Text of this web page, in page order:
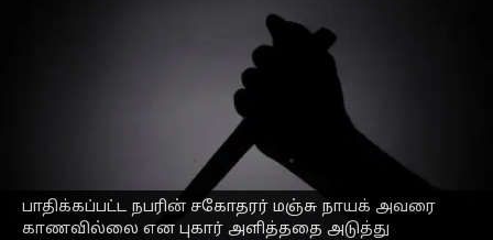
பாதிக்கப்பட்ட நபரின் சகோதரர் மஞ்சு நாயக் அவரை
காணவில்லை என புகார் அளித்ததை அடுத்து
ஐபோன் வாங்க பணம்
டெலிவரிக்கு வந்த நபரை
கொலை செய்த இளைஞர்
Feb 20, 2023
செய்தி முன்னோட்டம்